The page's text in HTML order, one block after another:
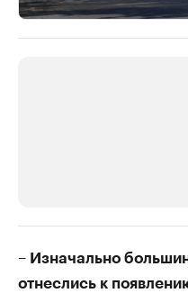
Делитесь новостями
– Изначально
отнеслись к